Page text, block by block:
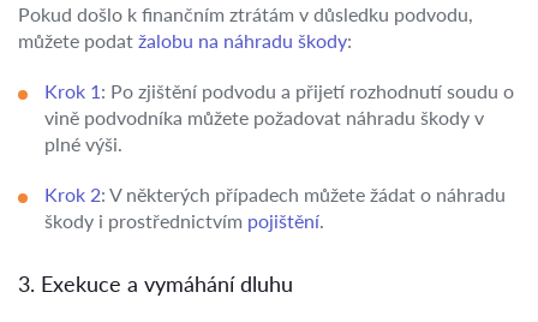
Pokud došlo k finančním ztrátám v důsledku podvodu,
můžete podat žalobu na náhradu škody:
Krok 1 : Po zjištění podvodu a přijetí rozhodnutí soudu o
vině podvodníka můžete požadovat náhradu škody v
plné výši.
Krok 2: V některých případech můžete žádat o náhradu
škody i prostřednictvím pojištění
3. Exekuce a vymáhání dluhu